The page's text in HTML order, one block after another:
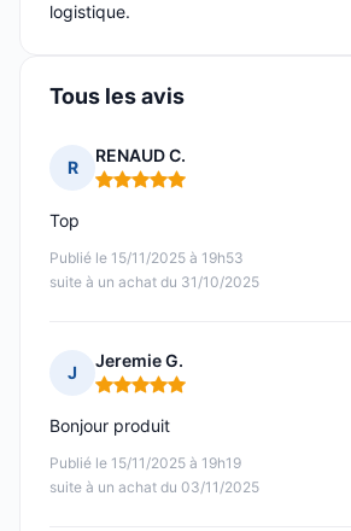
logistique.
Tous les avis
R
RENAUD C.
Note : 5 sur 5
Publié le 15/11/2025 à 19h53
suite à un achat du 31/10/2025
Top
J
Jeremie G.
Note : 5 sur 5
Publié le 15/11/2025 à 19h19
suite à un achat du 03/11/2025
Bonjour produit